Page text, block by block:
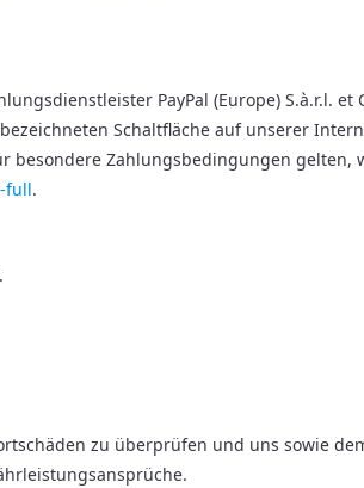
PayPal (Europe) S.à.r.l. et
Schaltfläche auf unserer
besondere Zahlungsbedingungen gelten,
full.
zu überprüfen und uns sowie